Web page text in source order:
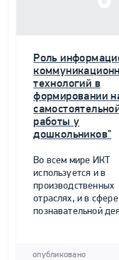
Роль
технологий в
формировании
работы у
дошкольников"
Во всем мире ИКТ
используется и в
производственных
отраслях, и в сфере
познавательной
опубликовано